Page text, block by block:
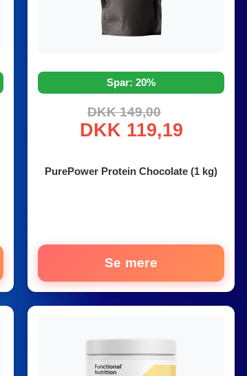
Spar: 20%
DKK 149,00
DKK 119,19
PurePower Protein Chocolate (1 kg)
Se mere